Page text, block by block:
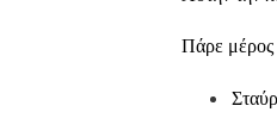
Πάρε μέρος